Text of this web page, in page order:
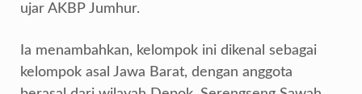
ujar AKBP Jumhur.
Ia menambahkan, kelompok ini dikenal sebagai
kelompok asal Jawa Barat, dengan anggota